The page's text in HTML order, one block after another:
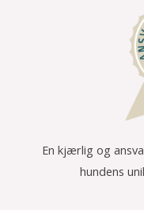
En kjærlig og
hundens